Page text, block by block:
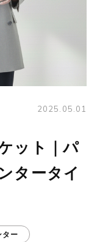
2025.05.01
ット｜パ
タータイ
ター